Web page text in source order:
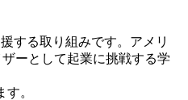
する取り組みです。アメリ
ーとして起業に挑戦する学
。